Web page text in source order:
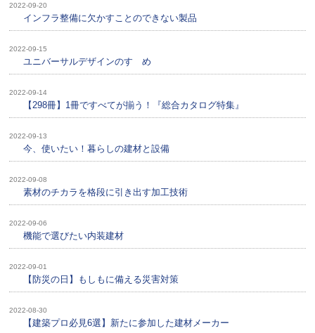
2022-09-20
インフラ整備に欠かすことのできない製品
2022-09-15
ユニバーサルデザインのすゝめ
2022-09-14
【298冊】1冊ですべてが揃う！『総合カタログ特集』
2022-09-13
今、使いたい！暮らしの建材と設備
2022-09-08
素材のチカラを格段に引き出す加工技術
2022-09-06
機能で選びたい内装建材
2022-09-01
【防災の日】もしもに備える災害対策
2022-08-30
【建築プロ必見6選】新たに参加した建材メーカー